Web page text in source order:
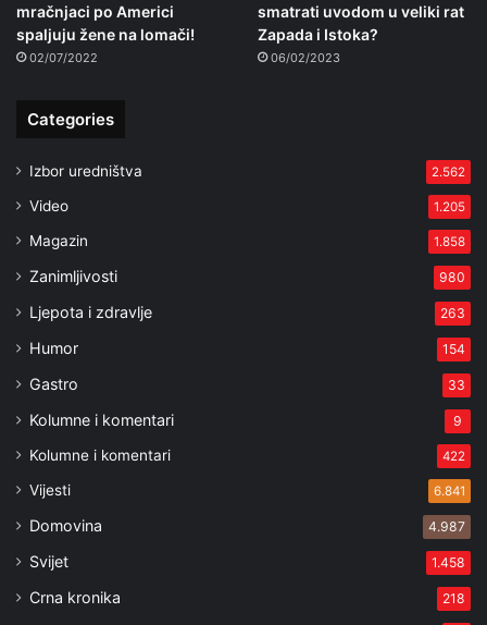
mračnjaci po Americi
spaljuju žene na lomači!
02/07/2022
smatrati uvodom u veliki rat
Zapada i Istoka?
06/02/2023
Categories
Izbor uredništva 2.562
Video 1.205
Magazin 1.858
Zanimljivosti 980
Ljepota i zdravlje 263
Humor 154
Gastro 33
Kolumne i komentari 9
Kolumne i komentari 422
Vijesti 6.841
Domovina 4.987
Svijet 1.458
Crna kronika 218